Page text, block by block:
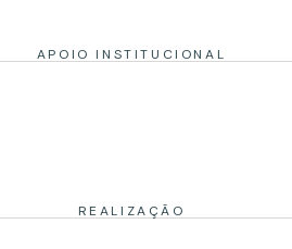
APOIO INSTITUCIONAL
REALIZAÇÃO